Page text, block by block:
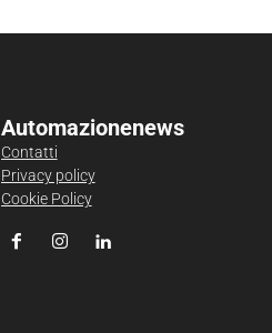
Automazionenews
Contatti
Privacy policy
Cookie Policy